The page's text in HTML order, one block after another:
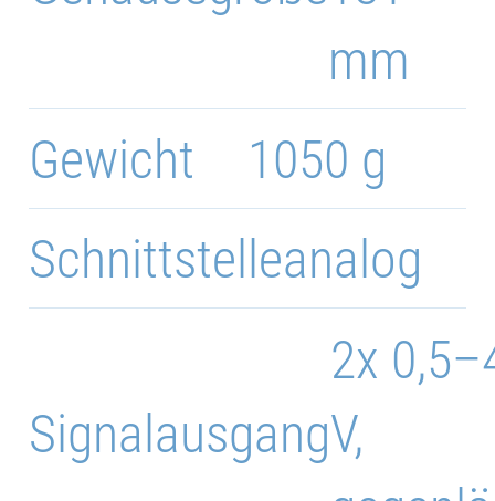
mm
1050 g
Gewicht
analog
Schnittstelle
2x
V,
Signalausgang